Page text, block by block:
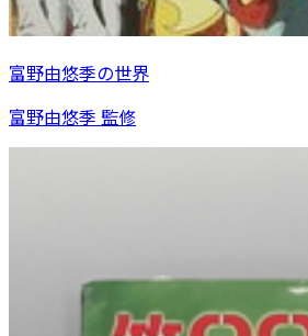
富野由悠季の世界
富野由悠季 監修